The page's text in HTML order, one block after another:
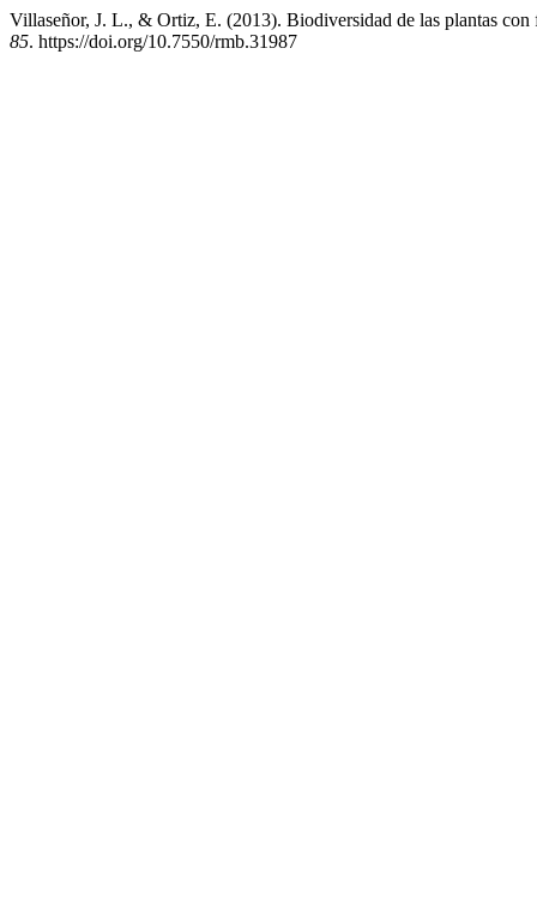
Villaseñor, J. L., & Ortiz, E. (2013). Biodiversidad de las plantas
85. https://doi.org/10.7550/rmb.31987